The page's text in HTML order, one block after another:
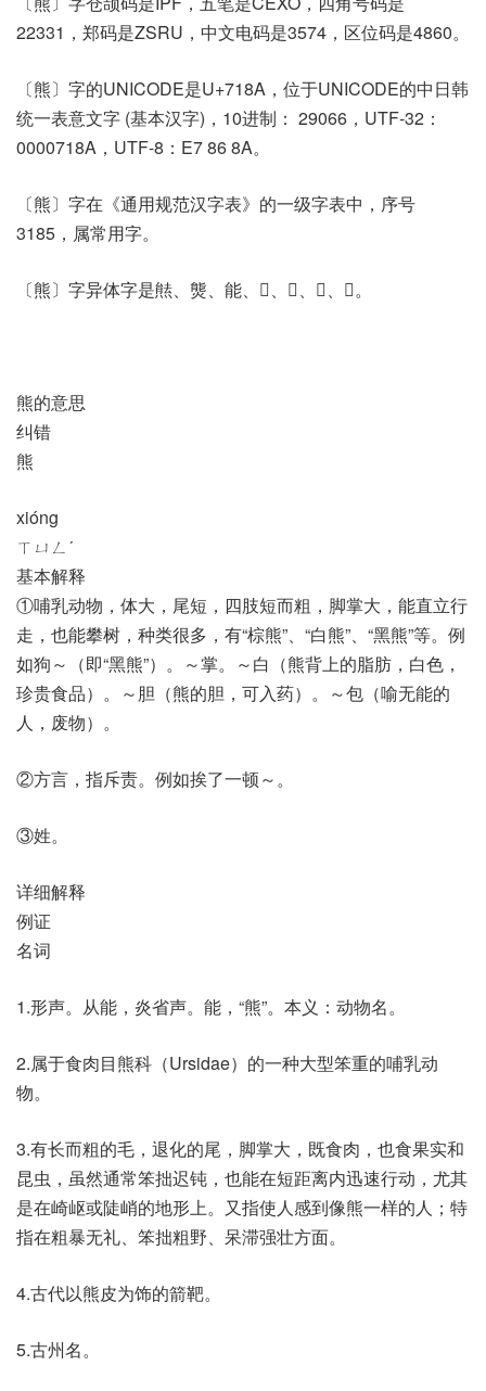
22331，郑码是ZSRU，中文电码是3574，区位码是4860。
〔熊〕字的UNICODE是U+718A，位于UNICODE的中日韩
统一表意文字 (基本汉字)，10进制： 29066，UTF-32：
0000718A，UTF-8：E7 86 8A。
〔熊〕字在《通用规范汉字表》的一级字表中，序号
3185，属常用字。
〔熊〕字异体字是㷱、熋、能、𤌶、𤠗、𧰯、𪏛。
熊的意思
纠错
熊
xióng
ㄒㄩㄥˊ
基本解释
①哺乳动物，体大，尾短，四肢短而粗，脚掌大，能直立行
走，也能攀树，种类很多，有“棕熊”、“白熊”、“黑熊”等。例
如狗～（即“黑熊”）。～掌。～白（熊背上的脂肪，白色，
珍贵食品）。～胆（熊的胆，可入药）。～包（喻无能的
人，废物）。
②方言，指斥责。例如挨了一顿～。
③姓。
详细解释
例证
名词
1.形声。从能，炎省声。能，“熊”。本义：动物名。
2.属于食肉目熊科（Ursidae）的一种大型笨重的哺乳动
物。
3.有长而粗的毛，退化的尾，脚掌大，既食肉，也食果实和
昆虫，虽然通常笨拙迟钝，也能在短距离内迅速行动，尤其
是在崎岖或陡峭的地形上。又指使人感到像熊一样的人；特
指在粗暴无礼、笨拙粗野、呆滞强壮方面。
4.古代以熊皮为饰的箭靶。
5.古州名。